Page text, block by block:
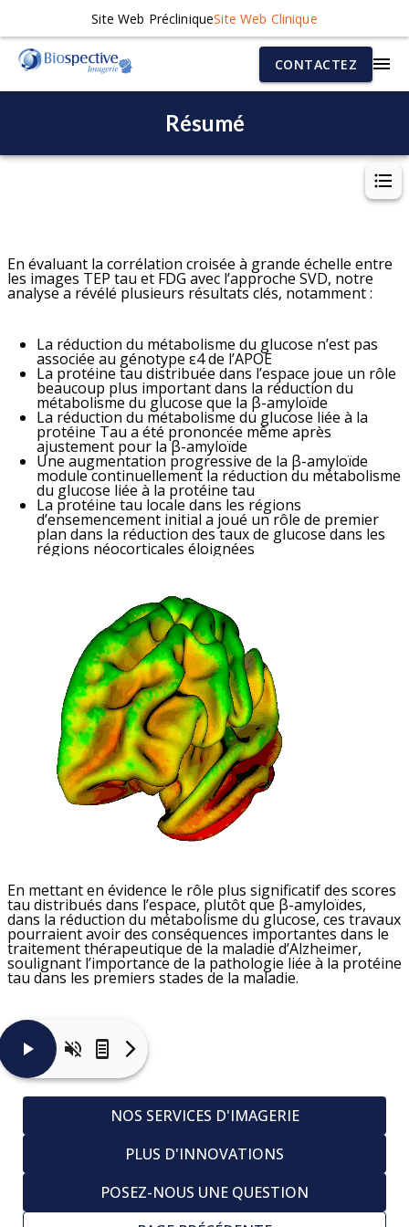
Site Web PrécliniqueSite Web Clinique
CONTACTEZ
Résumé
En évaluant la corrélation croisée à grande échelle entre
les images TEP tau et FDG avec l’approche SVD, notre
analyse a révélé plusieurs résultats clés, notamment :
La réduction du métabolisme du glucose n’est pas
associée au génotype ε4 de l’APOE
La protéine tau distribuée dans l’espace joue un rôle
beaucoup plus important dans la réduction du
métabolisme du glucose que la β-amyloïde
La réduction du métabolisme du glucose liée à la
protéine Tau a été prononcée même après
ajustement pour la β-amyloïde
Une augmentation progressive de la β-amyloïde
module continuellement la réduction du métabolisme
du glucose liée à la protéine tau
La protéine tau locale dans les régions
d’ensemencement initial a joué un rôle de premier
plan dans la réduction des taux de glucose dans les
régions néocorticales éloignées
En mettant en évidence le rôle plus significatif des scores
tau distribués dans l’espace, plutôt que β-amyloïdes,
dans la réduction du métabolisme du glucose, ces travaux
pourraient avoir des conséquences importantes dans le
traitement thérapeutique de la maladie d’Alzheimer,
soulignant l’importance de la pathologie liée à la protéine
tau dans les premiers stades de la maladie.
Nous
avons
associations
entier
métabolisme
NOS SERVICES D'IMAGERIE
PLUS D'INNOVATIONS
POSEZ-NOUS UNE QUESTION